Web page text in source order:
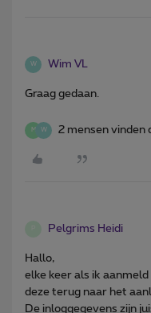
W Wim VL
Graag gedaan.
M W 2 mensen vinden
Pelgrims Heidi
Hallo,
elke keer als ik
deze terug naar het
De inloggegevens zijn